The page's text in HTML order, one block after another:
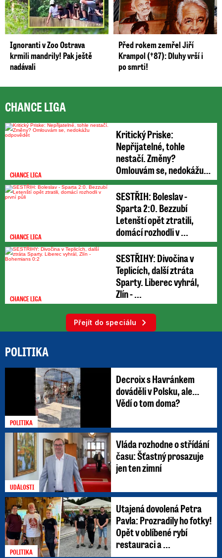
Ignoranti v Zoo Ostrava
krmili mandrily! Pak ještě
nadávali
Před rokem zemřel Jiří
Krampol (†87): Dluhy vrší i
po smrti!
CHANCE LIGA
CHANCE LIGA
Kritický Priske:
Nepřijatelné, tohle
nestačí. Změny?
Omlouvám se, nedokážu
odpovědět
CHANCE LIGA
SESTŘIH: Boleslav -
Sparta 2:0. Bezzubí
Letenští opět ztratili,
domácí rozhodli v ...
CHANCE LIGA
SESTŘIHY: Divočina v
Teplicích, další ztráta
Sparty. Liberec vyhrál,
Zlín - ...
Přejít do speciálu
POLITIKA
POLITIKA
Decroix s Havránkem
dováděli v Polsku, ale…
Vědí o tom doma?
UDÁLOSTI
Vláda rozhodne o střídání
času: Šťastný prosazuje
jen ten zimní
POLITIKA
Utajená dovolená Petra
Pavla: Prozradily ho fotky!
Opět v oblíbené rybí
restauraci a ...